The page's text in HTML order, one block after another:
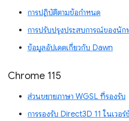
การปฏิบัติตามข้อกำหนด
การปรับปรุงประสบการณ์ของนั
ข้อมูลอัปเดตเกี่ยวกับ Dawn
Chrome 115
ส่วนขยายภาษา WGSL ที่รองรับ
การรองรับ Direct3D 11 ในเวอ